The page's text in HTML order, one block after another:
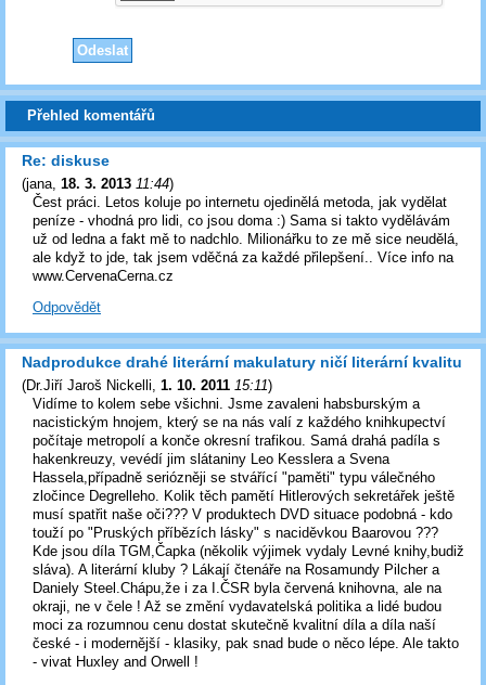
Přehled komentářů
Re: diskuse
(jana 18. 3. 2013 11:44)
Čest práci. Letos koluje po internetu ojedinělá metoda, jak vydělat
peníze - vhodná pro lidi, co jsou doma :) Sama si takto vydělávám
už od ledna a fakt mě to nadchlo. Milionářku to ze mě sice neudělá,
ale když to jde, tak jsem vděčná za každé přilepšení.. Více info na
www.CervenaCerna.cz
Odpovědět
Nadprodukce drahé literární makulatury ničí literární kvalitu
(Dr.Jiří Jaroš Nickelli, 1. 10. 2011 15:11)
Vidíme to kolem sebe všichni. Jsme zavaleni habsburským a
nacistickým hnojem, který se na nás valí z každého knihkupectví
počítaje metropolí a konče okresní trafikou. Samá drahá padíla s
hakenkreuzy, vevédí jim slátaniny Leo Kesslera a Svena
Hassela,případně seriózněji se stvářící "paměti" typu válečného
zločince Degrelleho. Kolik těch pamětí Hitlerových sekretářek ještě
musí spatřit naše oči??? V produktech DVD situace podobná - kdo
touží po "Pruských příbězích lásky" s naciděvkou Baarovou ???
Kde jsou díla TGM,Čapka (několik výjimek vydaly Levné knihy,budiž
sláva). A literární kluby ? Lákají čtenáře na Rosamundy Pilcher a
Daniely Steel.Chápu,že i za I.ČSR byla červená knihovna, ale na
okraji, ne v čele ! Až se změní vydavatelská politika a lidé budou
moci za rozumnou cenu dostat skutečně kvalitní díla a díla naší
české - i modernější - klasiky, pak snad bude o něco lépe. Ale takto
- vivat Huxley and Orwell !